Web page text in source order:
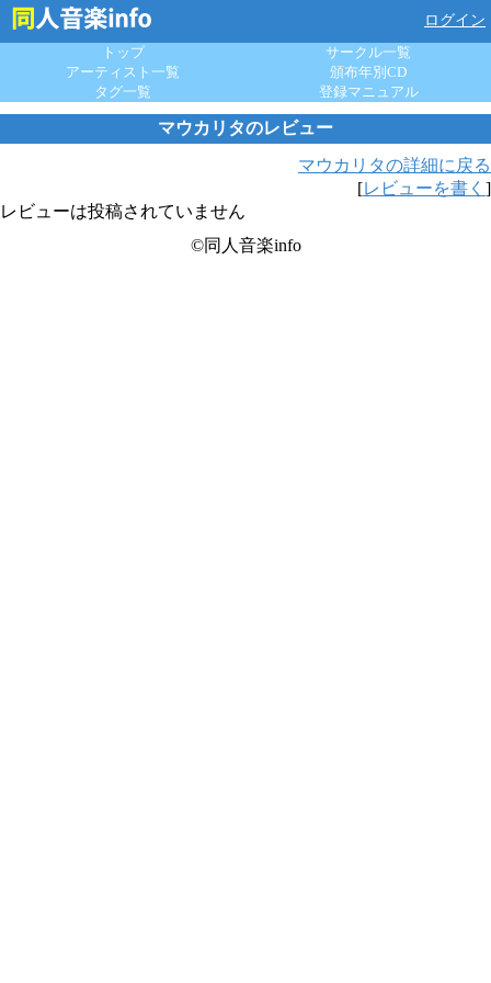
ログイン
トップ
サークル一覧
アーティスト一覧
頒布年別CD
タグ一覧
登録マニュアル
マウカリタのレビュー
マウカリタの詳細に戻る
[レビューを書く ]
レビューは投稿されていません
©同人音楽info